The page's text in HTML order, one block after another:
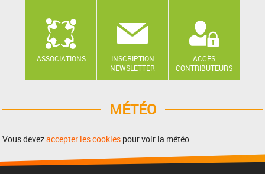
ASSOCIATIONS
INSCRIPTION
NEWSLETTER
ACCÈS
CONTRIBUTEURS
MÉTÉO
Vous devezaccepter les cookies pour voir la météo.